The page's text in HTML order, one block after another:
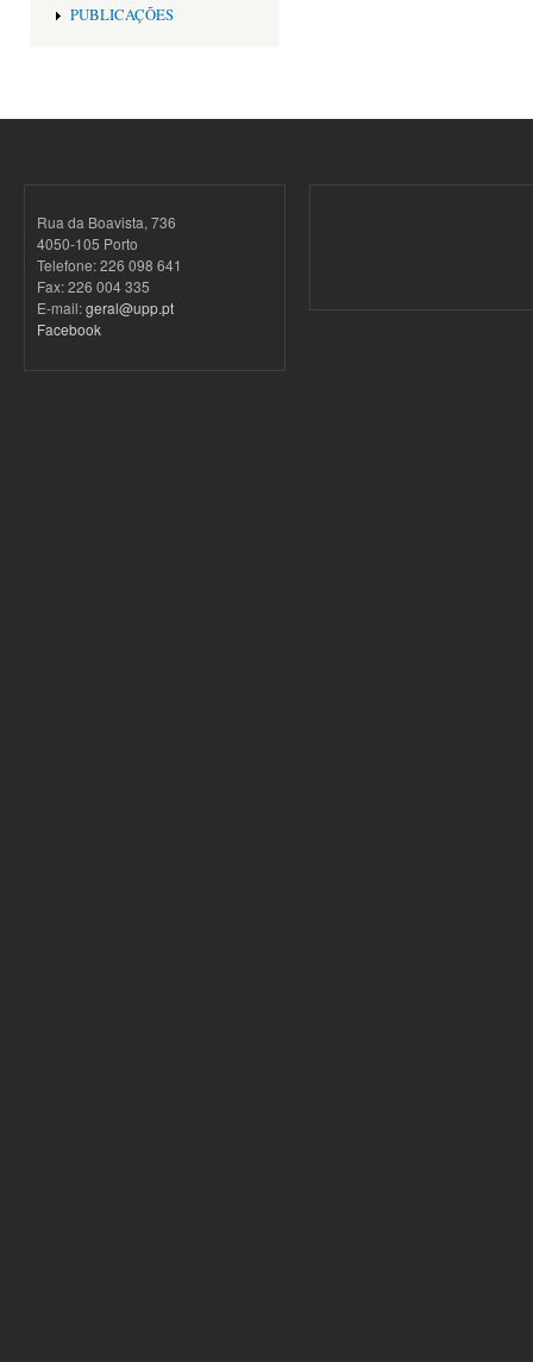
PUBLICAÇÕES
Rua da Boavista, 736
4050-105 Porto
Telefone: 226 098 641
Fax: 226 004 335
E-mail:geral@upp.pt
Facebook